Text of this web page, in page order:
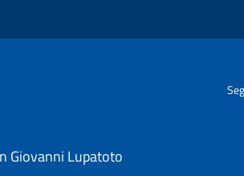
Giovanni Lupatoto